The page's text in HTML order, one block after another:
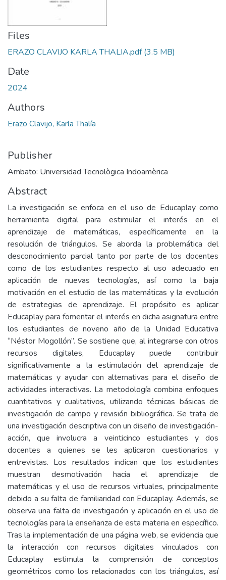
Files
ERAZO CLAVIJO KARLA THALIA.pdf(3.5 MB)
Date
2024
Authors
Erazo Clavijo, Karla Thalía
Publisher
Ambato: Universidad Tecnològica Indoamèrica
Abstract
La investigación se enfoca en el uso de Educaplay como
herramienta digital para estimular el interés en el
aprendizaje de matemáticas, específicamente en la
resolución de triángulos. Se aborda la problemática del
desconocimiento parcial tanto por parte de los docentes
como de los estudiantes respecto al uso adecuado en
aplicación de nuevas tecnologías, así como la baja
motivación en el estudio de las matemáticas y la evolución
de estrategias de aprendizaje. El propósito es aplicar
Educaplay para fomentar el interés en dicha asignatura entre
los estudiantes de noveno año de la Unidad Educativa
“Néstor Mogollón”. Se sostiene que, al integrarse con otros
recursos digitales, Educaplay puede contribuir
significativamente a la estimulación del aprendizaje de
matemáticas y ayudar con alternativas para el diseño de
actividades interactivas. La metodología combina enfoques
cuantitativos y cualitativos, utilizando técnicas básicas de
investigación de campo y revisión bibliográfica. Se trata de
una investigación descriptiva con un diseño de investigación-
acción, que involucra a veinticinco estudiantes y dos
docentes a quienes se les aplicaron cuestionarios y
entrevistas. Los resultados indican que los estudiantes
muestran desmotivación hacia el aprendizaje de
matemáticas y el uso de recursos virtuales, principalmente
debido a su falta de familiaridad con Educaplay. Además, se
observa una falta de investigación y aplicación en el uso de
tecnologías para la enseñanza de esta materia en específico.
Tras la implementación de una página web, se evidencia que
la interacción con recursos digitales vinculados con
Educaplay estimula la comprensión de conceptos
geométricos como los relacionados con los triángulos, así